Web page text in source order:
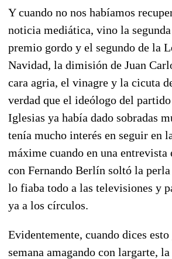
Y cuando no nos habíamos
noticia mediática, vino la
premio gordo y el segundo de la
Navidad, la dimisión de Juan
cara agria, el vinagre y la cicuta
verdad que el ideólogo del
Iglesias ya había dado sobradas
tenía mucho interés en seguir en
máxime cuando en una entrevista
con Fernando Berlín soltó la perla
lo fiaba todo a las televisiones y
ya a los círculos.
Evidentemente, cuando dices
semana amagando con largarte,